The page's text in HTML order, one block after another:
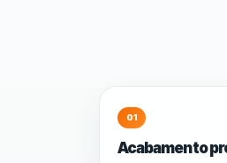
01
Acabamento